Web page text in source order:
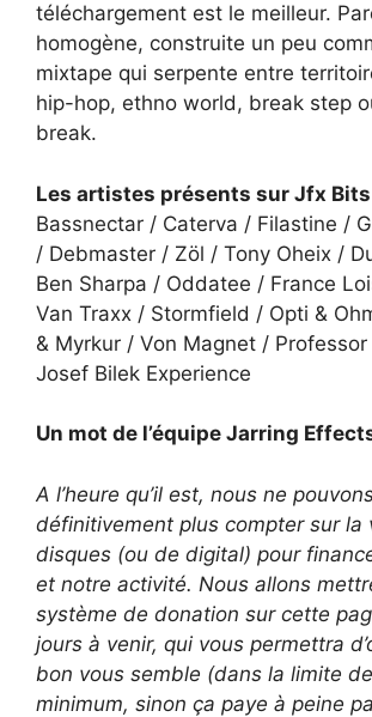
téléchargement est le meilleur.
homogène, construite un peu
mixtape qui serpente entre
hip-hop, ethno world, break step
break.
Les artistes présents sur Jfx
Bassnectar / Caterva / Filastine /
/ Debmaster / Zöl / Tony Oheix /
Ben Sharpa / Oddatee / France
Van Traxx / Stormfield / Opti &
& Myrkur / Von Magnet /
Josef Bilek Experience
Un mot de l’équipe Jarring
A l’heure qu’il est, nous ne
définitivement plus compter sur la
disques (ou de digital) pour
et notre activité. Nous allons
système de donation sur cette
jours à venir, qui vous permettra
bon vous semble (dans la limite
minimum, sinon ça paye à peine